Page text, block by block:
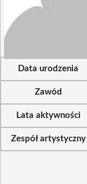
Data urodzenia
Zawód
Lata aktywności
Zespół artystyczny